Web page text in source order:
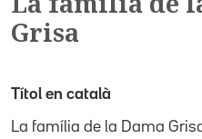
Grisa
Títol en català
La família de la Dama